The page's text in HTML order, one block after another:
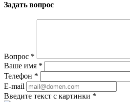
Задать вопрос
Вопрос *
Ваше имя *
Телефон *
E-mail
Введите текст с картинки *